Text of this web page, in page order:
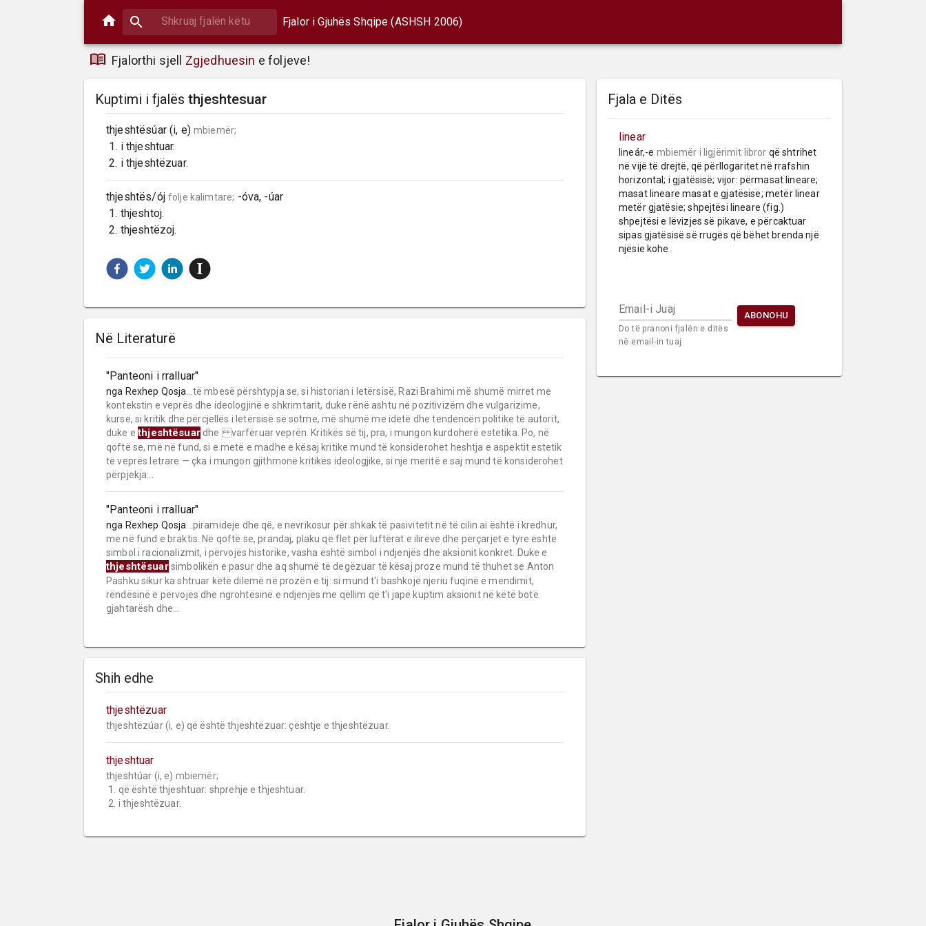
Fjalor i Gjuhës Shqipe (ASHSH 2006)
Fjalorthi sjell Zgjedhuesin e foljeve!
Kuptimi i fjalës thjeshtesuar
thjeshtësúar (i, e) mbiemër;
2. i thjeshtëzuar.
thjeshtës/ój folje kalimtare; -óva, -úar
2. thjeshtëzoj.
Në Literaturë
"Panteoni i rralluar"
nga Rexhep Qosja ...të mbesë përshtypja se, si historian i letërsisë, Razi Brahimi më shumë mirret me
kontekstin e veprës dhe ideologjinë e shkrimtarit, duke rënë ashtu në pozitivizëm dhe vulgarizime,
kurse, si kritik dhe përcjellës i letërsisë së sotme, më shumë me idetë dhe tendencën politike të autorit,
duke ethjeshtësuardhe varfëruar veprën. Kritikës së tij, pra, i mungon kurdoherë estetika. Po, në
qoftë se, më në fund, si e metë e madhe e kësaj kritike mund të konsiderohet heshtja e aspektit estetik
të veprës letrare — çka i mungon gjithmonë kritikës ideologjike, si një meritë e saj mund të konsiderohet
përpjekja...
"Panteoni i rralluar"
nga Rexhep Qosja ...piramideje dhe që, e nevrikosur për shkak të pasivitetit në të cilin ai është i kredhur,
më në fund e braktis. Në qoftë se, prandaj, plaku që flet për luftërat e ilirëve dhe përçarjet e tyre është
simbol i racionalizmit, i përvojës historike, vasha është simbol i ndjenjës dhe aksionit konkret. Duke e
thjeshtësuarsimbolikën e pasur dhe aq shumë të degëzuar të kësaj proze mund të thuhet se Anton
Pashku sikur ka shtruar këtë dilemë në prozën e tij: si mund t'i bashkojë njeriu fuqinë e mendimit,
rëndësinë e përvojës dhe ngrohtësinë e ndjenjës me qëllim që t'i japë kuptim aksionit në këtë botë
gjahtarësh dhe...
Shih edhe
thjeshtëzuar
thjeshtëzúar (i, e) që është thjeshtëzuar: çështje e thjeshtëzuar.
thjeshtuar
thjeshtúar (i, e) mbiemër;
2. i thjeshtëzuar.
Fjala e Ditës
linear
lineár,-e mbiemër i ligjërimit libror që shtrihet
në vijë të drejtë, që përllogaritet në rrafshin
horizontal; i gjatësisë; vijor: përmasat lineare;
masat lineare masat e gjatësisë; metër linear
metër gjatësie; shpejtësi lineare (fig.)
shpejtësi e lëvizjes së pikave, e përcaktuar
sipas gjatësisë së rrugës që bëhet brenda një
njësie kohe.
Email-i Juaj
Do të pranoni fjalën e ditës
në email-in tuaj
ABONOHU